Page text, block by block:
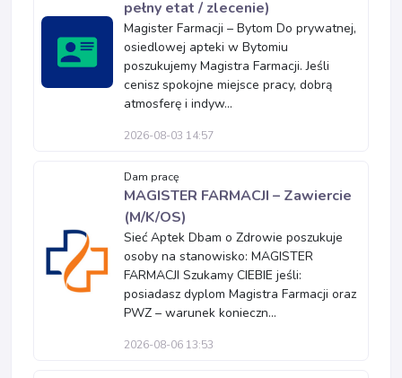
pełny etat / zlecenie)
Magister Farmacji – Bytom Do prywatnej,
osiedlowej apteki w Bytomiu
poszukujemy Magistra Farmacji. Jeśli
cenisz spokojne miejsce pracy, dobrą
atmosferę i indyw...
2026-08-03 14:57
Dam pracę
MAGISTER FARMACJI – Zawiercie
(M/K/OS)
Sieć Aptek Dbam o Zdrowie poszukuje
osoby na stanowisko: MAGISTER
FARMACJI Szukamy CIEBIE jeśli:
posiadasz dyplom Magistra Farmacji oraz
PWZ – warunek konieczn...
2026-08-06 13:53